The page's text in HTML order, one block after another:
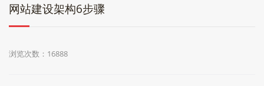
网站建设架构6步骤
浏览次数：16888